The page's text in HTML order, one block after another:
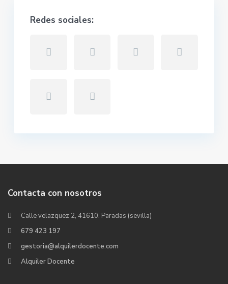
Redes sociales:
Contacta con nosotros
Calle velazquez 2, 41610. Paradas (sevilla)
679 423 197
gestoria@alquilerdocente.com
Alquiler Docente